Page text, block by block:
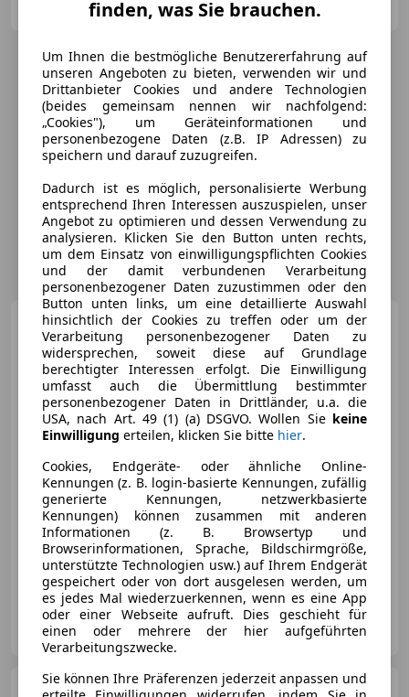
AT-6410 Telfs
Ford Focus1.5 EcoBlue
Cool&Connect..LED/NAVI/Kamera
€ 16 987 1
10/2022 99 900 km Diesel
88 kW (120 PS)
*inkl. 3 JAHRE GARANTIE* *inkl. 3 JAHRE GARANTIE*
Autozentrum West
AT-6410 Telfs
Ford Puma 1,0 EcoBoost
finden, was Sie brauchen.
Um Ihnen die bestmögliche Benutzererfahrung auf
unseren Angeboten zu bieten, verwenden wir und
Drittanbieter Cookies und andere Technologien
(beides gemeinsam nennen wir nachfolgend:
„Cookies"), um Geräteinformationen und
personenbezogene Daten (z.B. IP Adressen) zu
speichern und darauf zuzugreifen.
Dadurch ist es möglich, personalisierte Werbung
entsprechend Ihren Interessen auszuspielen, unser
Angebot zu optimieren und dessen Verwendung zu
analysieren. Klicken Sie den Button unten rechts,
um dem Einsatz von einwilligungspflichten Cookies
und der damit verbundenen Verarbeitung
personenbezogener Daten zuzustimmen oder den
Button unten links, um eine detaillierte Auswahl
hinsichtlich der Cookies zu treffen oder um der
Verarbeitung personenbezogener Daten zu
widersprechen, soweit diese auf Grundlage
berechtigter Interessen erfolgt. Die Einwilligung
umfasst auch die Übermittlung bestimmter
personenbezogener Daten in Drittländer, u.a. die
USA, nach Art. 49 (1) (a) DSGVO. Wollen Sie keine
Einwilligung erteilen, klicken Sie bitte hier.
Cookies, Endgeräte- oder ähnliche Online-
Kennungen (z. B. login-basierte Kennungen, zufällig
generierte Kennungen, netzwerkbasierte
Kennungen) können zusammen mit anderen
Informationen (z. B. Browsertyp und
Browserinformationen, Sprache, Bildschirmgröße,
unterstützte Technologien usw.) auf Ihrem Endgerät
gespeichert oder von dort ausgelesen werden, um
es jedes Mal wiederzuerkennen, wenn es eine App
oder einer Webseite aufruft. Dies geschieht für
einen oder mehrere der hier aufgeführten
Verarbeitungszwecke.
Sie können Ihre Präferenzen jederzeit anpassen und